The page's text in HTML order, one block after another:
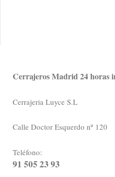
Cerrajeros Madrid 24 horas
Cerrajeria Luyce S.L
Calle Doctor Esquerdo nº 120
Teléfono:
91 505 23 93